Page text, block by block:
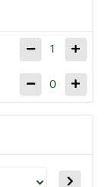
1
0